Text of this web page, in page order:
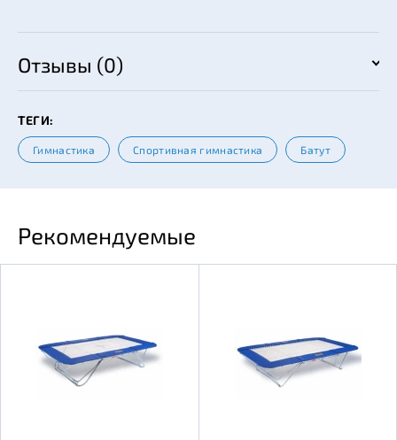
Отзывы (0)
ТЕГИ:
Гимнастика Спортивная гимнастика Батут
Рекомендуемые